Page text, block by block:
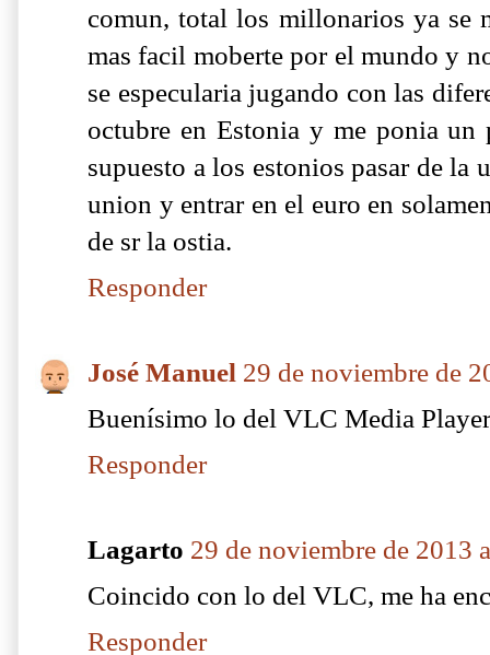
comun, total los millonarios ya se
mas facil moberte por el mundo y
se especularia jugando con las
octubre en Estonia y me ponia un
supuesto a los estonios pasar de la
union y entrar en el euro en
de sr la ostia.
Responder
José Manuel 29 de noviembre de
Buenísimo lo del VLC Media
Responder
Lagarto 29 de noviembre de 2013
Coincido con lo del VLC, me ha
Responder